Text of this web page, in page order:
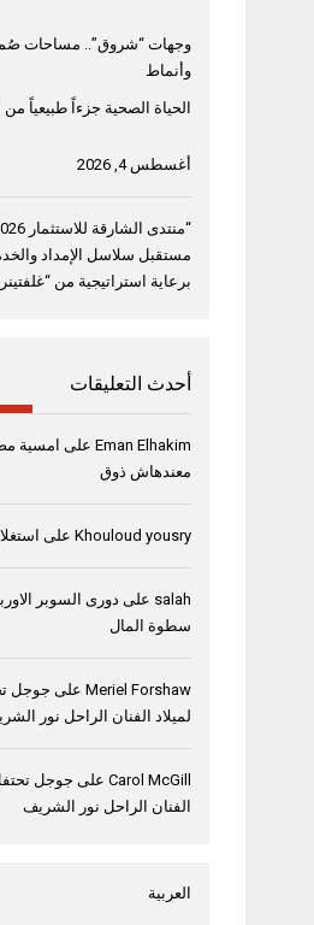
وجهات “شروق”.. مساحات
وأنماط
الحياة الصحية جزءاً طبيعياً من
أغسطس 4, 2026
مستقبل سلاسل الإمداد
برعاية استراتيجية من
أحدث التعليقات
Eman Elhakim على امسية
معندهاش ذوق
Khouloud yousry على
salah على دورى السوبر
سطوة المال
Meriel Forshaw على
لميلاد الفنان الراحل نور
Carol McGill على
الفنان الراحل نور الشريف
العربية